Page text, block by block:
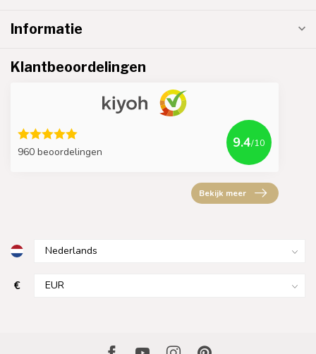
Informatie
Klantbeoordelingen
960 beoordelingen
9.4/10
Bekijk meer
€